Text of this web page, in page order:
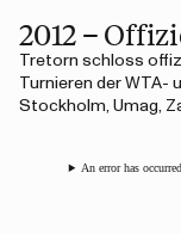
2012 –
Tretorn schloss
Turnieren der WTA-
Stockholm, Umag,
An error has